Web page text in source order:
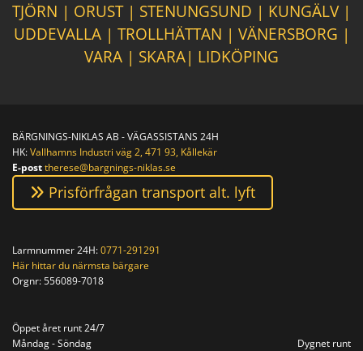
TJÖRN | ORUST| STENUNGSUND | KUNGÄLV|
UDDEVALLA| TROLLHÄTTAN | VÄNERSBORG |
VARA | SKARA| LIDKÖPING
BÄRGNINGS-NIKLAS AB - VÄGASSISTANS 24H
HK:Vallhamns Industri väg 2, 471 93, Kållekär
E-posttherese@bargnings-niklas.se
Prisförfrågan transport alt. lyft
Larmnummer 24H:0771-291291
Här hittar du närmsta bärgare
Orgnr:556089-7018
Öppet året runt 24/7
Måndag - Söndag
Dygnet runt